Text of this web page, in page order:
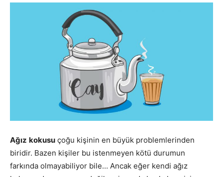
Ağız kokusu çoğu kişinin en büyük problemlerinden
biridir. Bazen kişiler bu istenmeyen kötü durumun
farkında olmayabiliyor bile… Ancak eğer kendi ağız